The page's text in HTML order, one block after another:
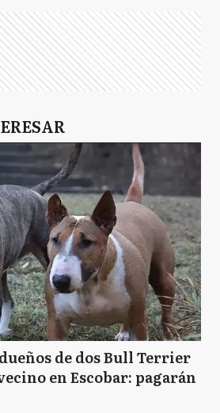
de dos Bull Terrier
en Escobar: pagarán